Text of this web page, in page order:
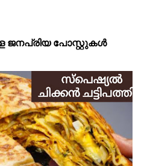
ജനപ്രിയ പോസ്റ്റുകള്‍‌